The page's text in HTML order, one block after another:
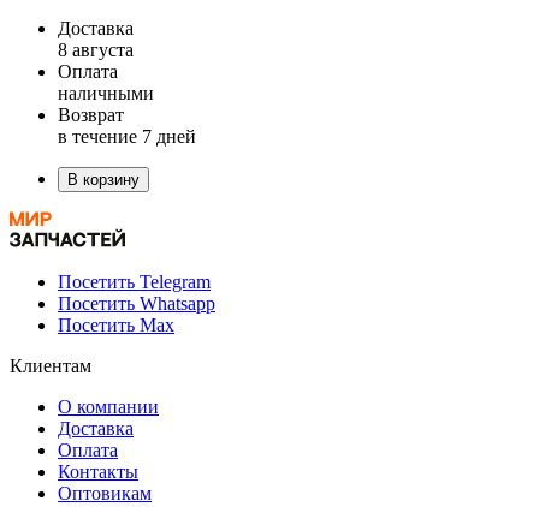
Доставка
8 августа
Оплата
наличными
Возврат
в течение 7 дней
В корзину
Посетить Telegram
Посетить Whatsapp
Посетить Max
Клиентам
О компании
Доставка
Оплата
Контакты
Оптовикам